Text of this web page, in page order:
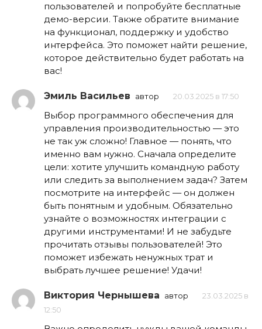
пользователей и попробуйте бесплатные
демо-версии. Также обратите внимание
на функционал, поддержку и удобство
интерфейса. Это поможет найти решение,
которое действительно будет работать на
вас!
Эмиль Васильев автор 20.03.2025 в 17:50
Выбор программного обеспечения для
управления производительностью — это
не так уж сложно! Главное — понять, что
именно вам нужно. Сначала определите
цели: хотите улучшить командную работу
или следить за выполнением задач? Затем
посмотрите на интерфейс — он должен
быть понятным и удобным. Обязательно
узнайте о возможностях интеграции с
другими инструментами! И не забудьте
прочитать отзывы пользователей! Это
поможет избежать ненужных трат и
выбрать лучшее решение! Удачи!
Виктория Чернышева автор
23.03.2025 в
12:50